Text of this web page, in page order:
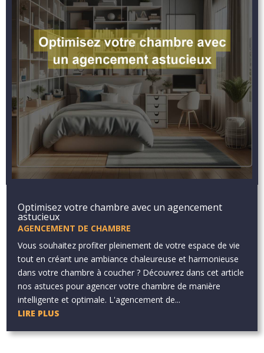
Optimisez votre chambre avec un agencement
astucieux
AGENCEMENT DE CHAMBRE
Vous souhaitez profiter pleinement de votre espace de vie
tout en créant une ambiance chaleureuse et harmonieuse
dans votre chambre à coucher ? Découvrez dans cet article
nos astuces pour agencer votre chambre de manière
intelligente et optimale. L'agencement de...
LIRE PLUS